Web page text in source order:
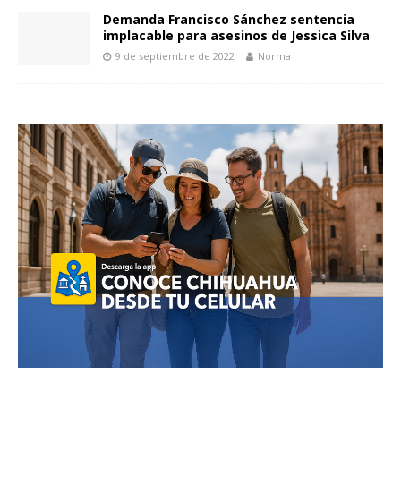
Demanda Francisco Sánchez sentencia
implacable para asesinos de Jessica Silva
9 de septiembre de 2022 Norma